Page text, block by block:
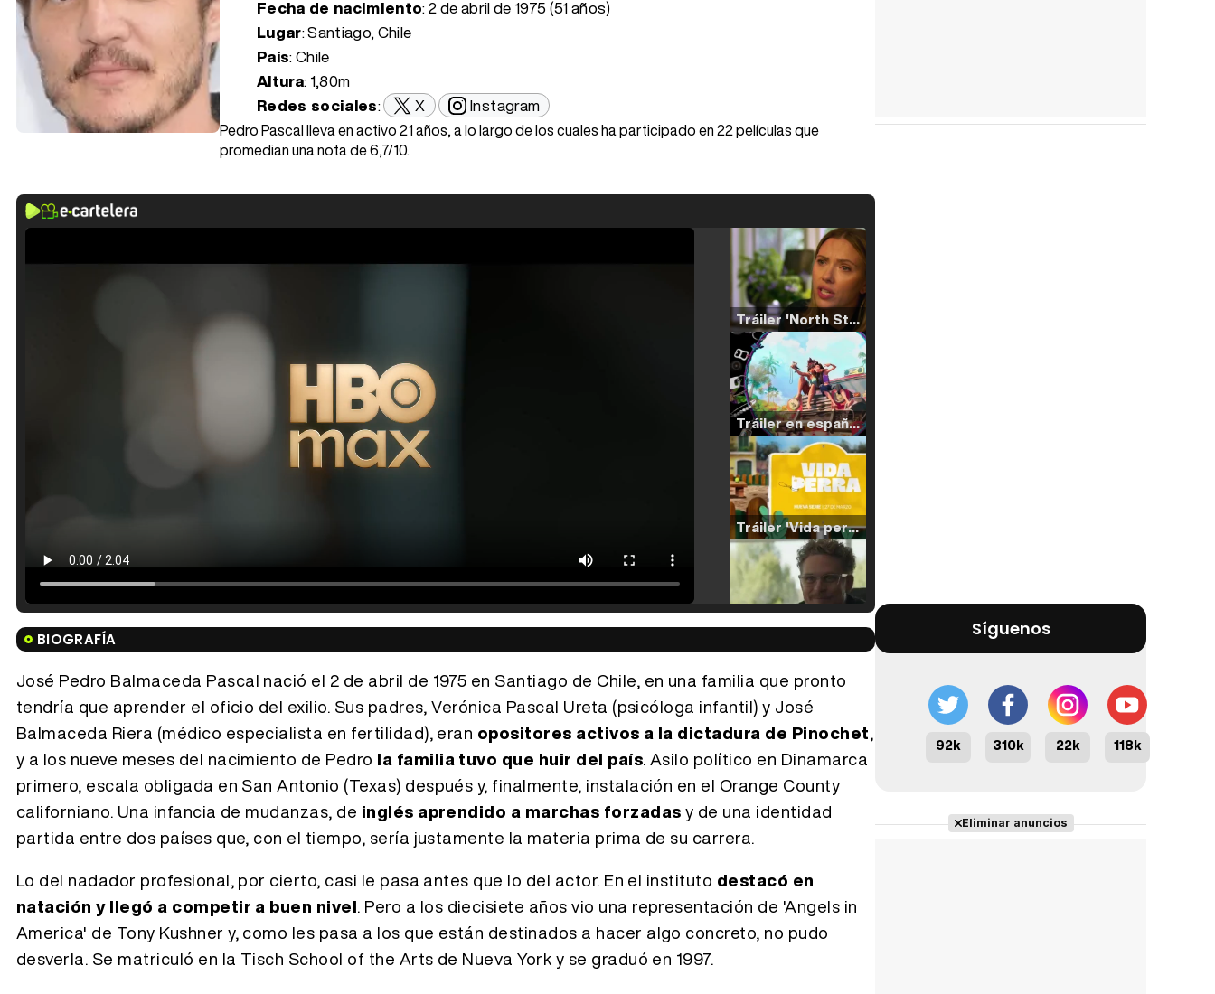
Fecha de nacimiento:2 de abril de 1975 (51 años)
Lugar: Santiago, Chile
País: Chile
Altura: 1,80m
Redes sociales: X Instagram
Pedro Pascal lleva en activo 21 años, a lo largo de los cuales ha participado en 22 películas que
promedian una nota de 6,7/10.
Tráiler 'North Star' (2023)
Tráiler en español de 'La isla olvidada'
Tráiler 'Vida perra' (2026)
Tráiler Oficial en VOSE 'The Audacity'
Tráiler en español 'Outcome' (2026)
BIOGRAFÍA
José Pedro Balmaceda Pascal nació el 2 de abril de 1975 en Santiago de Chile, en una familia que pronto
tendría que aprender el oficio del exilio. Sus padres, Verónica Pascal Ureta (psicóloga infantil) y José
Balmaceda Riera (médico especialista en fertilidad), eran opositores activos a la dictadura de Pinochet,
y a los nueve meses del nacimiento de Pedro la familia tuvo que huir del país. Asilo político en Dinamarca
primero, escala obligada en San Antonio (Texas) después y, finalmente, instalación en el Orange County
californiano. Una infancia de mudanzas, de inglés aprendido a marchas forzadasy de una identidad
partida entre dos países que, con el tiempo, sería justamente la materia prima de su carrera.
Lo del nadador profesional, por cierto, casi le pasa antes que lo del actor. En el instituto destacó en
natación y llegó a competir a buen nivel. Pero a los diecisiete años vio una representación de 'Angels in
America' de Tony Kushner y, como les pasa a los que están destinados a hacer algo concreto, no pudo
desverla. Se matriculó en la Tisch School of the Arts de Nueva York y se graduó en 1997.
Síguenos
92k 310k 22k 118k
Eliminar anuncios